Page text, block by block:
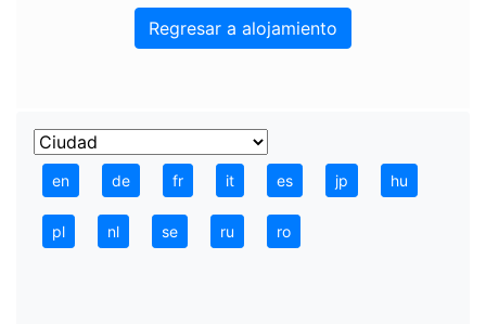
Regresar a alojamiento
en de fr it es jp hu
pl nl se ru ro